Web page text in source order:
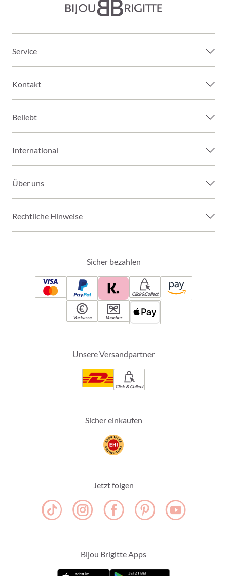
Service
Kontakt
Beliebt
International
Über uns
Rechtliche Hinweise
Sicher bezahlen
Click&Collect
Vorkasse Voucher
Unsere Versandpartner
Click & Collect
Sicher einkaufen
Jetzt folgen
Bijou Brigitte Apps